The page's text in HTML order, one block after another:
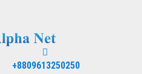
+8809613250250